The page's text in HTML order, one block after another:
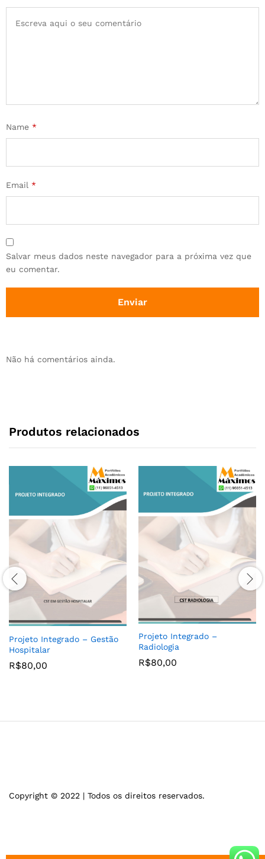
Name *
Email *
Salvar meus dados neste navegador para a próxima vez que
eu comentar.
Não há comentários ainda.
Produtos relacionados
Projeto Integrado – Gestão
Hospitalar
R$80,00
Projeto Integrado –
Radiologia
R$80,00
Copyright © 2022 | Todos os direitos reservados.